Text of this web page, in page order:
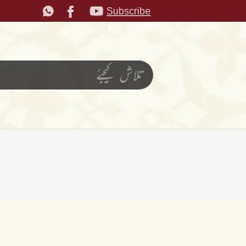
Subscribe